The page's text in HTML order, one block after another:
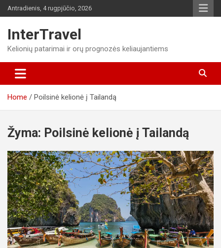
Skip
to
Antradienis, 4 rugpjūčio, 2026
InterTravel
Kelionių patarimai ir orų prognozės keliaujantiems
Home Poilsinė kelionė į Tailandą
Žyma: Poilsinė kelionė į Tailandą